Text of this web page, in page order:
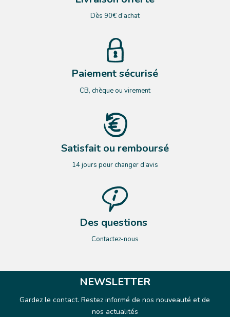
Dès 90€ d’achat
Paiement sécurisé
CB, chèque ou virement
Satisfait ou remboursé
14 jours pour changer d’avis
Des questions
Contactez-nous
NEWSLETTER
Gardez le contact. Restez informé de nos nouveauté et de
nos actualités